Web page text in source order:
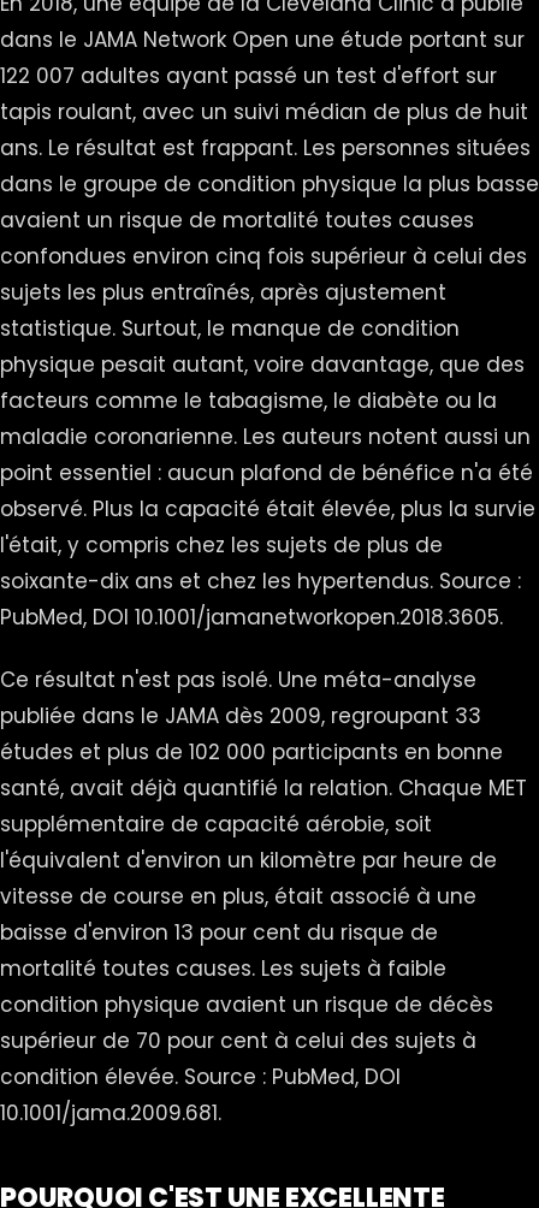
dans le JAMA Network Open une étude portant sur
122 007 adultes ayant passé un test d'effort sur
tapis roulant, avec un suivi médian de plus de huit
ans. Le résultat est frappant. Les personnes situées
dans le groupe de condition physique la plus basse
avaient un risque de mortalité toutes causes
confondues environ cinq fois supérieur à celui des
sujets les plus entraînés, après ajustement
statistique. Surtout, le manque de condition
physique pesait autant, voire davantage, que des
facteurs comme le tabagisme, le diabète ou la
maladie coronarienne. Les auteurs notent aussi un
point essentiel : aucun plafond de bénéfice n'a été
observé. Plus la capacité était élevée, plus la survie
l'était, y compris chez les sujets de plus de
soixante-dix ans et chez les hypertendus. Source :
PubMed, DOI 10.1001/jamanetworkopen.2018.3605.
Ce résultat n'est pas isolé. Une méta-analyse
publiée dans le JAMA dès 2009, regroupant 33
études et plus de 102 000 participants en bonne
santé, avait déjà quantifié la relation. Chaque MET
supplémentaire de capacité aérobie, soit
l'équivalent d'environ un kilomètre par heure de
vitesse de course en plus, était associé à une
baisse d'environ 13 pour cent du risque de
mortalité toutes causes. Les sujets à faible
condition physique avaient un risque de décès
supérieur de 70 pour cent à celui des sujets à
condition élevée. Source : PubMed, DOI
10.1001/jama.2009.681.
POURQUOI C'EST UNE EXCELLENTE